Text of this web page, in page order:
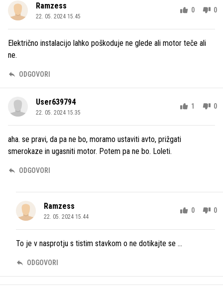
Ramzess
22. 05. 2024 15.45
0 0
Električno instalacijo lahko poškoduje ne glede ali motor teče ali
ne.
ODGOVORI
User639794
22. 05. 2024 15.35
1 0
aha. se pravi, da pa ne bo, moramo ustaviti avto, prižgati
smerokaze in ugasniti motor. Potem pa ne bo. Loleti.
ODGOVORI
Ramzess
22. 05. 2024 15.44
0 0
To je v nasprotju s tistim stavkom o ne dotikajte se ...
ODGOVORI